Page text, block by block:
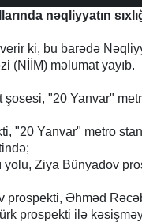
nəqliyyatın
ki, bu barədə
(NİİM) məlumat yayıb.
şosesi, "20 Yanvar"
"20 Yanvar" metro
yolu, Ziya Bünyadov
prospekti, Əhməd
prospekti ilə